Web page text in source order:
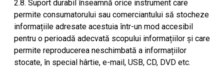
2.8. Suport durabil înseamnă orice instrument care
permite consumatorului sau comerciantului să stocheze
informațiile adresate acestuia într-un mod accesibil
pentru o perioadă adecvată scopului informațiilor și care
permite reproducerea neschimbată a informațiilor
stocate, în special hârtie, e-mail, USB, CD, DVD etc.